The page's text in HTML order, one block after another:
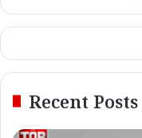
Recent Posts